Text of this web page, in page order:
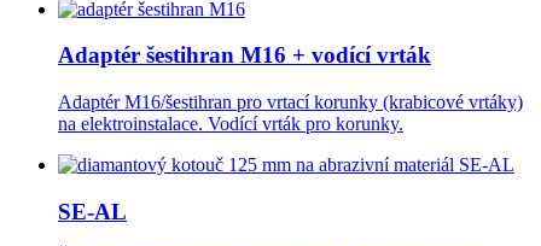
Adaptér šestihran M16 + vodící vrták
Adaptér M16/šestihran pro vrtací korunky (krabicové vrtáky)
na elektroinstalace. Vodící vrták pro korunky.
SE-AL